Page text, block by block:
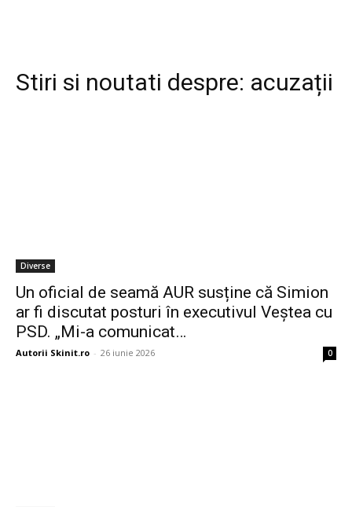
Stiri si noutati despre: acuzații
Diverse
Un oficial de seamă AUR susține că Simion
ar fi discutat posturi în executivul Veștea cu
PSD. „Mi-a comunicat…
Autorii Skinit.ro - 26 iunie 2026 0